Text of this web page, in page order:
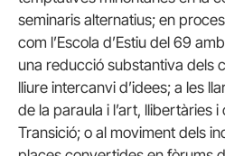
seminaris alternatius; en
com l’Escola d’Estiu del 69
una reducció substantiva dels
lliure intercanvi d’idees; a les
de la paraula i l’art, llibertàries
Transició; o al moviment dels